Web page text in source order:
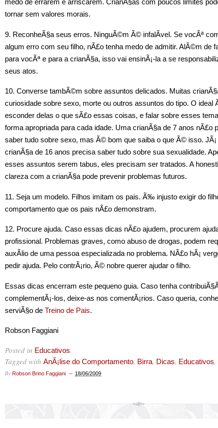
medo de errarem e arriscarem. CrianÃ§as com poucos limites
tornar sem valores morais.
9. ReconheÃ§a seus erros. NinguÃ©m Ã© infalÃ­vel. Se vocÃª
algum erro com seu filho, nÃ£o tenha medo de admitir. AlÃ©m de
para vocÃª e para a crianÃ§a, isso vai ensinÃ¡-la a se
seus atos.
10. Converse tambÃ©m sobre assuntos delicados. Muitas
curiosidade sobre sexo, morte ou outros assuntos do tipo. O ideal
esconder delas o que sÃ£o essas coisas, e falar sobre esses
forma apropriada para cada idade. Uma crianÃ§a de 7 anos nÃ£o
saber tudo sobre sexo, mas Ã© bom que saiba o que Ã© isso.
crianÃ§a de 16 anos precisa saber tudo sobre sua sexualidade.
esses assuntos serem tabus, eles precisam ser tratados. A
clareza com a crianÃ§a pode prevenir problemas futuros.
11. Seja um modelo. Filhos imitam os pais. Ã‰ injusto exigir do
comportamento que os pais nÃ£o demonstram.
12. Procure ajuda. Caso essas dicas nÃ£o ajudem, procurem
profissional. Problemas graves, como abuso de drogas, podem
auxÃ­lio de uma pessoa especializada no problema. NÃ£o hÃ¡
pedir ajuda. Pelo contrÃ¡rio, Ã© nobre querer ajudar o filho.
Essas dicas encerram este pequeno guia. Caso tenha
complementÃ¡-los, deixe-as nos comentÃ¡rios. Caso queria,
serviÃ§o de Treino de Pais.
Robson Faggiani
Posted in Educativos.
Tagged with AnÃ¡lise do Comportamento, Birra, Dicas, Educativos,
By Robson Brino Faggiani 18/06/2009